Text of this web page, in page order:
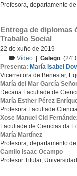
Profesora, departamento
Entrega de diplomas
Traballo Social
22 de xuño de 2019
Vídeo
|Galego (24'
Presenta: María Isabel
Vicerreitora de Benestar,
María del Mar García
Decana Facultade de
María Esther Pérez
Profesora Facultade
Xose Manuel Cid
Facultade de Ciencias da
María Martínez
Profesora, departamento
Camilo Isaac Ocampo
Profesor Titular,